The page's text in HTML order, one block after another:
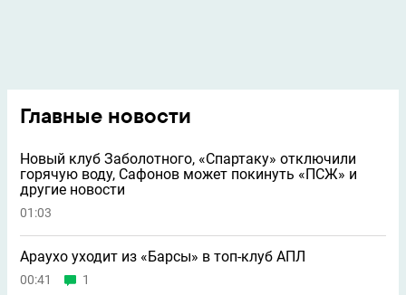
Главные новости
Новый клуб Заболотного, «Спартаку» отключили
горячую воду, Сафонов может покинуть «ПСЖ» и
другие новости
01:03
Араухо уходит из «Барсы» в топ-клуб АПЛ
00:41 1